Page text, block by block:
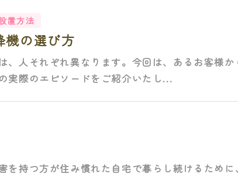
置方法
機の選び方
、人それぞれ異なります。今回は、あるお客様か
実際のエピソードをご紹介いたし...
を持つ方が住み慣れた自宅で暮らし続けるために